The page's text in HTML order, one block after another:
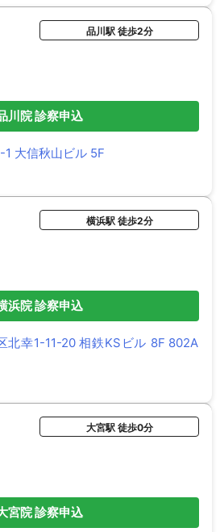
品川駅 徒歩2分
川院 診察申込
大信秋山ビル 5F
横浜駅 徒歩2分
浜院 診察申込
北幸1-11-20 相鉄KSビル 8F 802A
大宮駅 徒歩0分
宮院 診察申込